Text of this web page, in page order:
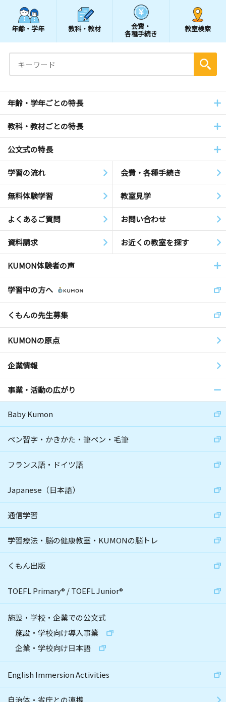
年齢・学年 教科・教材 会費・
各種手続き
教室検索
年齢・学年ごとの特長
教科・教材ごとの特長
公文式の特長
学習の流れ 会費・各種手続き
無料体験学習 教室見学
よくあるご質問 お問い合わせ
資料請求 お近くの教室を探す
KUMON体験者の声
学習中の方へ
くもんの先生募集
KUMONの原点
企業情報
事業・活動の広がり
Baby Kumon
ペン習字・かきかた・筆ペン・毛筆
フランス語・ドイツ語
Japanese（日本語）
通信学習
学習療法・脳の健康教室・KUMONの脳トレ
くもん出版
TOEFL Primary® /TOEFL Junior®
施設・学校・企業での公文式
施設・学校向け導入事業
企業・学校向け日本語
English Immersion Activities
自治体・省庁との連携